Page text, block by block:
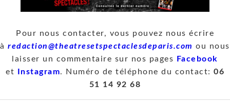
Pour nous contacter, vous pouvez nous écrire
àredaction@theatresetspectaclesdeparis.com ou nous
laisser un commentaire sur nos pages
Facebook
et Instagram. Numéro de téléphone du contact: 06
51 14 92 68